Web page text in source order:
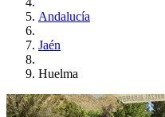
Andalucía
Jaén
Huelma